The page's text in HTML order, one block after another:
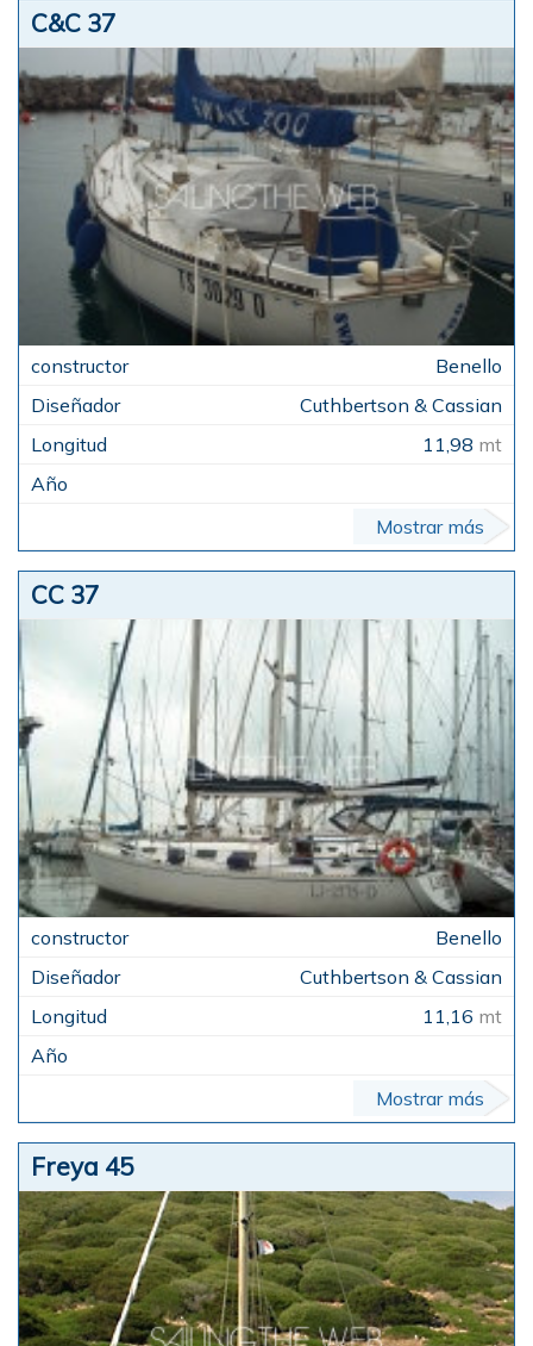
C&C 37
Benello
Cuthbertson & Cassian
11,98 mt
Mostrar más
CC 37
Benello
Cuthbertson & Cassian
11,16 mt
Mostrar más
Freya 45